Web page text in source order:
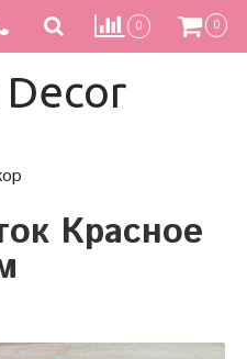
0 0
Красное